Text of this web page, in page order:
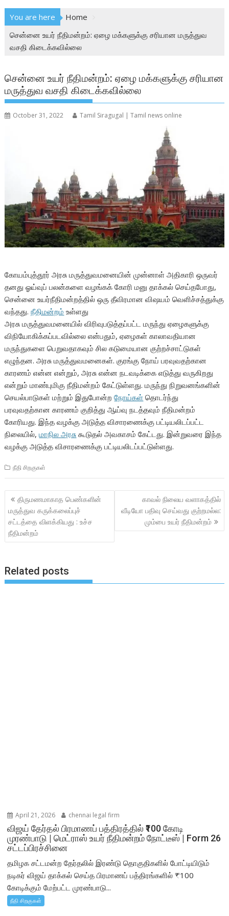
You are here
Home
சென்னை உயர் நீதிமன்றம்: ஏழை மக்களுக்கு சரியான மருத்துவ
வசதி கிடைக்கவில்லை
சென்னை உயர் நீதிமன்றம்: ஏழை மக்களுக்கு சரியான
மருத்துவ வசதி கிடைக்கவில்லை
October 31, 2022 Tamil Siragugal | Tamil news online
கோயம்புத்தூர் அரசு மருத்துவமனையின் முன்னாள் அதிகாரி ஒருவர்
தனது ஓய்வுப் பலன்களை வழங்கக் கோரி மனு தாக்கல் செய்தபோது,
சென்னை உயர்நீதிமன்றத்தில் ஒரு தீவிரமான விஷயம் வெளிச்சத்துக்கு
வந்தது.நீதிமன்றம் உள்ளது
அரசு மருத்துவமனையில் விரிவுபடுத்தப்பட்ட மருந்து ஏழைகளுக்கு
விநியோகிக்கப்படவில்லை என்பதும், ஏழைகள் காலாவதியான
மருந்துகளை பெறுவதாகவும் சில கடுமையான குற்றச்சாட்டுகள்
எழுந்தன. அரசு மருத்துவமனைகள். குரங்கு நோய் பரவுவதற்கான
காரணம் என்ன என்றும், அரசு என்ன நடவடிக்கை எடுத்து வருகிறது
என்றும் மாண்புமிகு நீதிமன்றம் கேட்டுள்ளது. மருந்து நிறுவனங்களின்
செயல்பாடுகள் மற்றும் இதுபோன்றநோய்கள் தொடர்ந்து
பரவுவதற்கான காரணம் குறித்து ஆய்வு நடத்தவும் நீதிமன்றம்
கோரியது. இந்த வழக்கு அடுத்த விசாரணைக்கு பட்டியலிடப்பட்ட
நிலையில்,மாநில அரசு கூடுதல் அவகாசம் கேட்டது. இன்றுவரை இந்த
வழக்கு அடுத்த விசாரணைக்கு பட்டியலிடப்பட்டுள்ளது.
நீதி சிறகுகள்
Post
navigation
திருமணமாகாத பெண்களின்
மருத்துவ கருக்கலைப்புச்
சட்டத்தை விளக்கியது : உச்ச
நீதிமன்றம்
காவல் நிலைய வளாகத்தில்
வீடியோ பதிவு செய்வது குற்றமல்ல:
மும்பை உயர் நீதிமன்றம்
Related posts
April 21, 2026 chennai legal firm
விஜய் தேர்தல் பிரமாணப் பத்திரத்தில் ₹100 கோடி
முரண்பாடு | மெட்ராஸ் உயர் நீதிமன்றம் நோட்டீஸ் | Form 26
சட்டப்பிரச்சினை
தமிழக சட்டமன்ற தேர்தலில் இரண்டு தொகுதிகளில் போட்டியிடும்
நடிகர் விஜய் தாக்கல் செய்த பிரமாணப் பத்திரங்களில் ₹100
கோடிக்கும் மேற்பட்ட முரண்பாடு...
நீதி சிறகுகள்